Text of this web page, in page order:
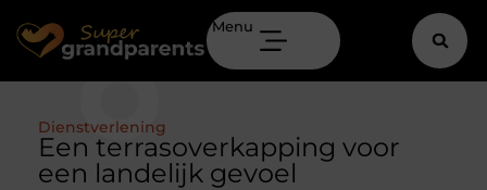
Menu
Dienstverlening
Een terrasoverkapping voor
een landelijk gevoel